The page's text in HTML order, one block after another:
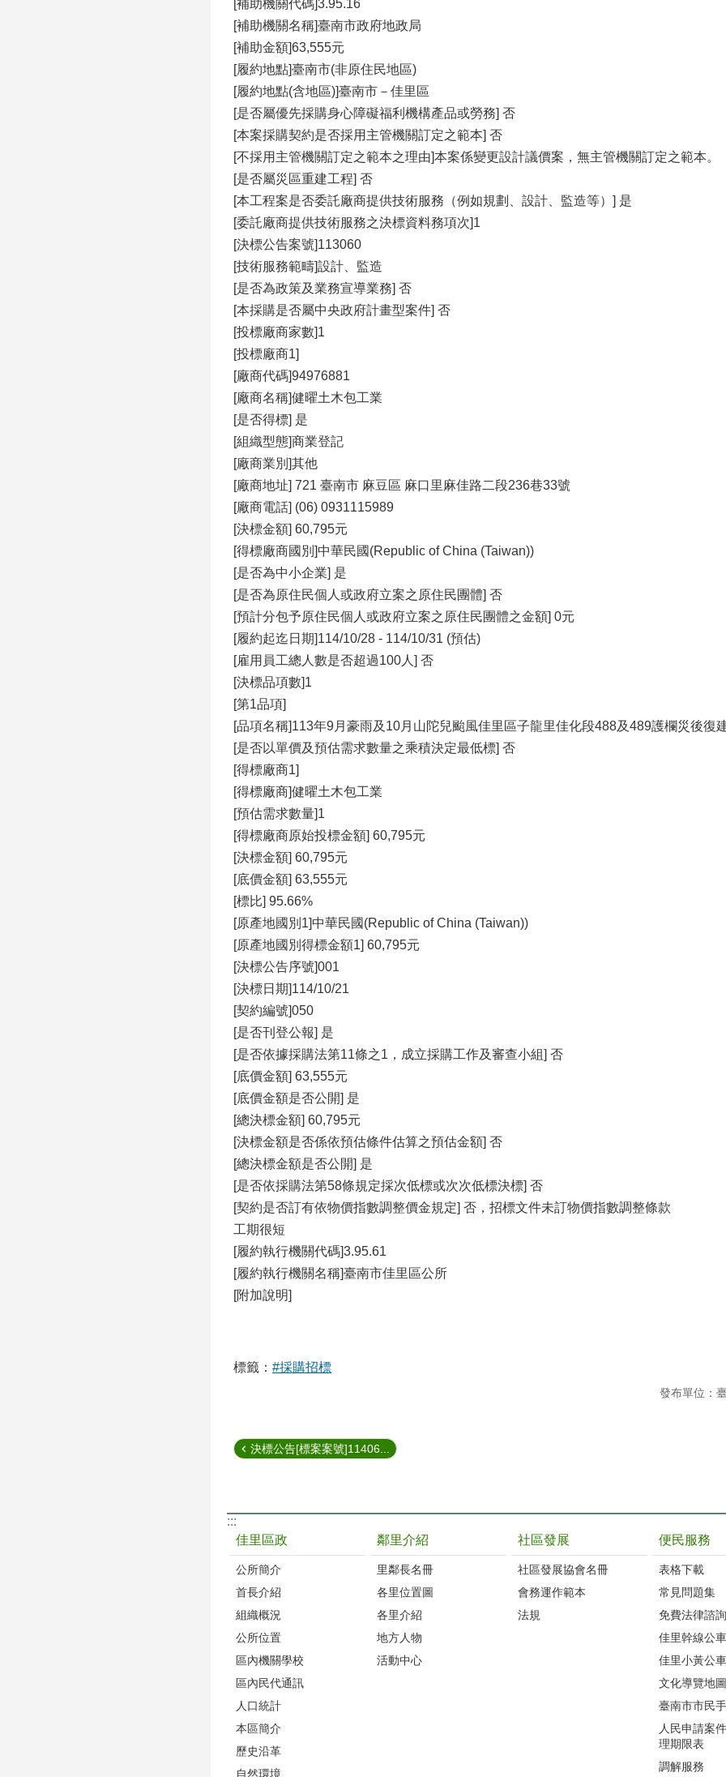
[補助機關代碼]3.95.16
[補助機關名稱]臺南市政府地政局
[補助金額]63,555元
[履約地點]臺南市(非原住民地區)
[履約地點(含地區)]臺南市－佳里區
[是否屬優先採購身心障礙福利機構產品或勞務] 否
[本案採購契約是否採用主管機關訂定之範本] 否
[不採用主管機關訂定之範本之理由]本案係變更設計議價案，無主管機關訂定之範本。
[是否屬災區重建工程] 否
[本工程案是否委託廠商提供技術服務（例如規劃、設計、監造等）] 是
[委託廠商提供技術服務之決標資料務項次]1
[決標公告案號]113060
[技術服務範疇]設計、監造
[是否為政策及業務宣導業務] 否
[本採購是否屬中央政府計畫型案件] 否
[投標廠商家數]1
[投標廠商1]
[廠商代碼]94976881
[廠商名稱]健曜土木包工業
[是否得標] 是
[組織型態]商業登記
[廠商業別]其他
[廠商地址] 721 臺南市 麻豆區 麻口里麻佳路二段236巷33號
[廠商電話] (06) 0931115989
[決標金額] 60,795元
[得標廠商國別]中華民國(Republic of China (Taiwan))
[是否為中小企業] 是
[是否為原住民個人或政府立案之原住民團體] 否
[預計分包予原住民個人或政府立案之原住民團體之金額] 0元
[履約起迄日期]114/10/28 - 114/10/31 (預估)
[雇用員工總人數是否超過100人] 否
[決標品項數]1
[第1品項]
[品項名稱]113年9月豪雨及10月山陀兒颱風佳里區子龍里佳化段488及489護欄災後復
[是否以單價及預估需求數量之乘積決定最低標] 否
[得標廠商1]
[得標廠商]健曜土木包工業
[預估需求數量]1
[得標廠商原始投標金額] 60,795元
[決標金額] 60,795元
[底價金額] 63,555元
[標比] 95.66%
[原產地國別1]中華民國(Republic of China (Taiwan))
[原產地國別得標金額1] 60,795元
[決標公告序號]001
[決標日期]114/10/21
[契約編號]050
[是否刊登公報] 是
[是否依據採購法第11條之1，成立採購工作及審查小組] 否
[底價金額] 63,555元
[底價金額是否公開] 是
[總決標金額] 60,795元
[決標金額是否係依預估條件估算之預估金額] 否
[總決標金額是否公開] 是
[是否依採購法第58條規定採次低標或次次低標決標] 否
[契約是否訂有依物價指數調整價金規定] 否，招標文件未訂物價指數調整條款
工期很短
[履約執行機關代碼]3.95.61
[履約執行機關名稱]臺南市佳里區公所
[附加說明]
標籤： #採購招標
發布單位：
決標公告[標案案號]11406...
:::
佳里區政
公所簡介
首長介紹
組織概況
公所位置
區內機關學校
區內民代通訊
人口統計
本區簡介
歷史沿革
自然環境
鄰里介紹
里鄰長名冊
各里位置圖
各里介紹
地方人物
活動中心
社區發展
社區發展協會名冊
會務運作範本
法規
便民服務
表格下載
常見問題集
免費法律諮
佳里幹線公車
佳里小黃公車
文化導覽地圖
臺南市市民
人民申請案
理期限表
調解服務